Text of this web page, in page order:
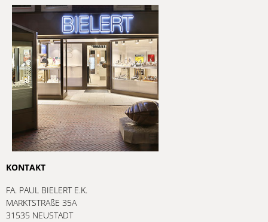
KONTAKT
FA. PAUL BIELERT E.K.
MARKTSTRAßE 35A
31535 NEUSTADT